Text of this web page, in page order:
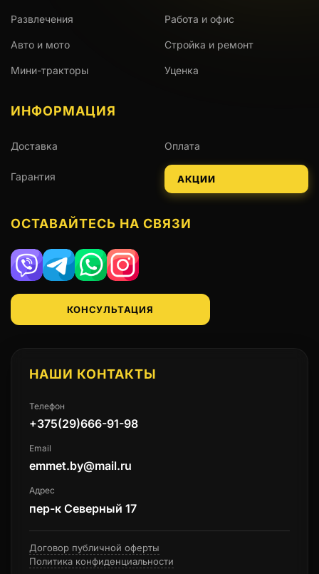
Развлечения Работа и офис
Авто и мото Стройка и ремонт
Мини-тракторы Уценка
ИНФОРМАЦИЯ
Доставка Оплата
Гарантия АКЦИИ
ОСТАВАЙТЕСЬ НА СВЯЗИ
Viber TelegramWhatsAppInstagram
КОНСУЛЬТАЦИЯ
НАШИ КОНТАКТЫ
Телефон
+375(29)666-91-98
Email
emmet.by@mail.ru
Адрес
пер-к Северный 17
Договор публичной оферты
Политика конфиденциальности